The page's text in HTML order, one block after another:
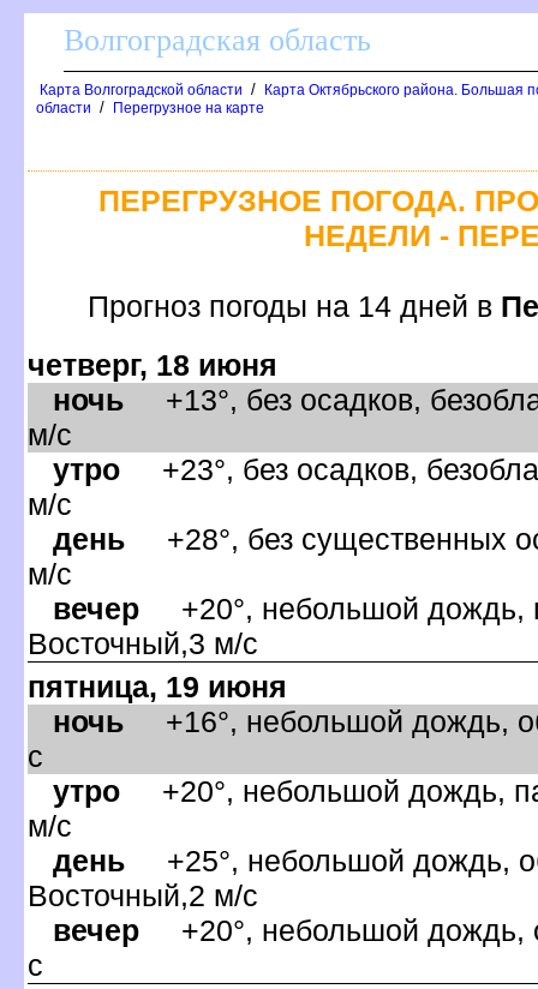
олгоградская область
Карта Волгоградской области /
Карта Октябрьского района. Большая
области / Перегрузное на карте
ПЕРЕГРУЗНОЕ ПОГОДА.
НЕДЕЛИ -
Прогноз погоды на 14 дней
четверг, 18 июня
ночь +13°, без осадков,
м/с
утро +23°, без осадков,
м/с
день +28°, без существенных
м/с
ечер +20°, небольшой дождь,
осточный,3 м/с
пятница, 19 июня
ночь +16°, небольшой дождь,
с
утро +20°, небольшой дождь,
м/с
день +25°, небольшой дождь,
осточный,2 м/с
ечер +20°, небольшой дождь,
с